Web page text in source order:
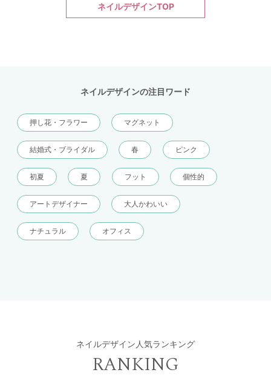
ネイルデザインTOP
ネイルデザインの注目ワード
押し花・フラワー マグネット
結婚式・ブライダル 春 ピンク
初夏 夏 フット 個性的
アートデザイナー 大人かわいい
ナチュラル オフィス
ネイルデザイン人気ランキング
RANKING